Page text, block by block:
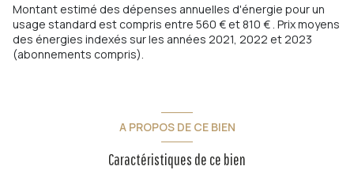
Montant estimé des dépenses annuelles d'énergie pour un
usage standard est compris entre 560 € et 810 € . Prix moyens
des énergies indexés sur les années 2021, 2022 et 2023
(abonnements compris).
A PROPOS DE CE BIEN
Caractéristiques de ce bien